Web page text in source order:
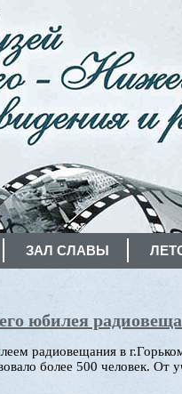
ЗАЛ СЛАВЫ
юбилея
радиовещания в
более 500 человек. От